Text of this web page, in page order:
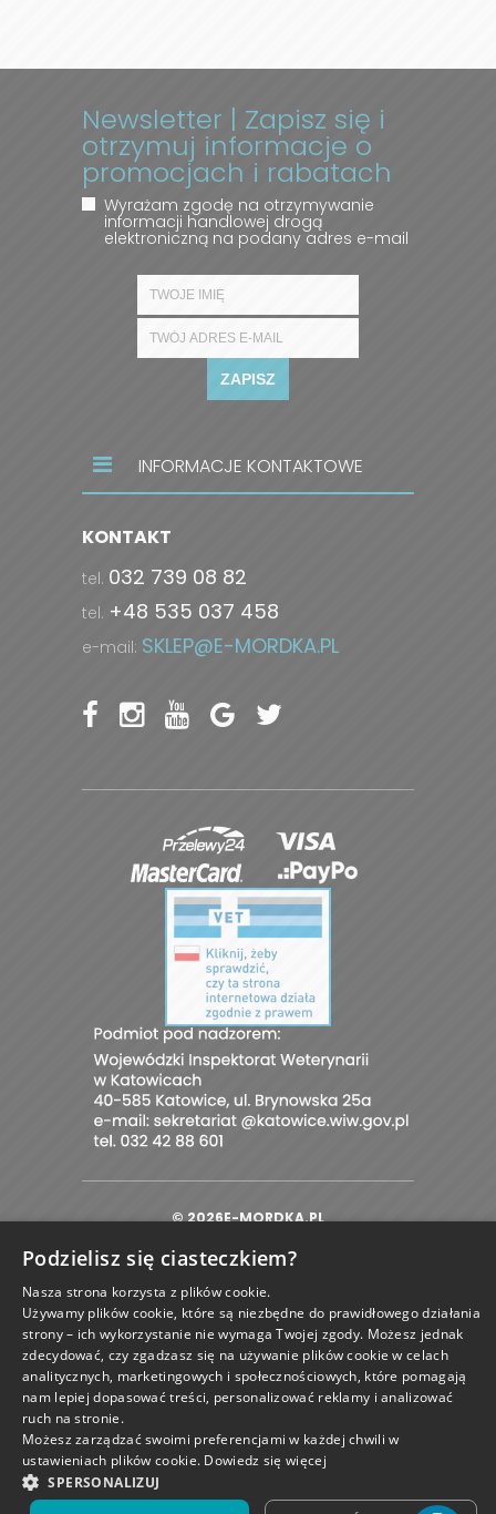
Newsletter | Zapisz się i
otrzymuj informacje o
promocjach i rabatach
Wyrażam zgodę na otrzymywanie
informacji handlowej drogą
elektroniczną na podany adres e-mail
ZAPISZ
INFORMACJE KONTAKTOWE
KONTAKT
tel. 032 739 08 82
tel. +48 535 037 458
e-mail: SKLEP@E-MORDKA.PL
© 2026E-MORDKA.PL
PROJEKT I OPROGRAMOWANIE SKLEPU:
zamknij
Podzielisz się ciasteczkiem?
Nasza strona korzysta z plików cookie.
Używamy plików cookie, które są niezbędne do prawidłowego działania
strony – ich wykorzystanie nie wymaga Twojej zgody. Możesz jednak
zdecydować, czy zgadzasz się na używanie plików cookie w celach
analitycznych, marketingowych i społecznościowych, które pomagają
nam lepiej dopasować treści, personalizować reklamy i analizować
ruch na stronie.
Możesz zarządzać swoimi preferencjami w każdej chwili w
ustawieniach plików cookie. Dowiedz się więcej
SPERSONALIZUJ